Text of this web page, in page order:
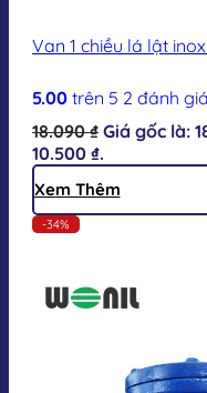
Van 1 chiều lá lật
5.00 trên 5 2 đánh giá
18.090₫ Giá gốc là:
10.500 ₫.
Xem Thêm
-34%